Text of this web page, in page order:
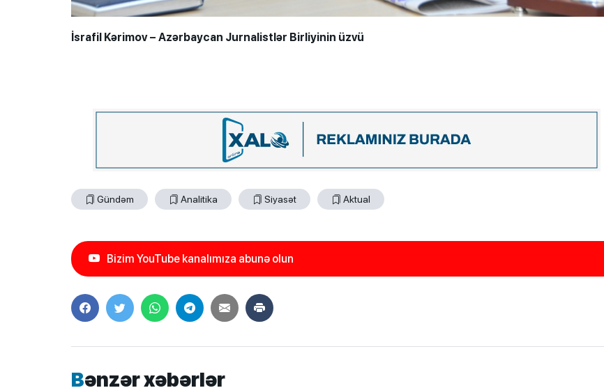
İsrafil Kərimov – Azərbaycan Jurnalistlər Birliyinin üzvü
Gündəm Analitika Siyasət Aktual
Bizim YouTube kanalımıza abunə olun
Bənzər xəbərlər